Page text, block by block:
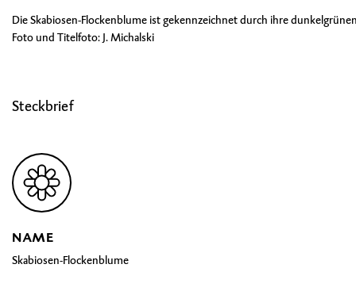
Die Skabiosen-Flockenblume ist gekennzeichnet durch ihre
Foto und Titelfoto: J. Michalski
Steckbrief
NAME
Skabiosen-Flockenblume